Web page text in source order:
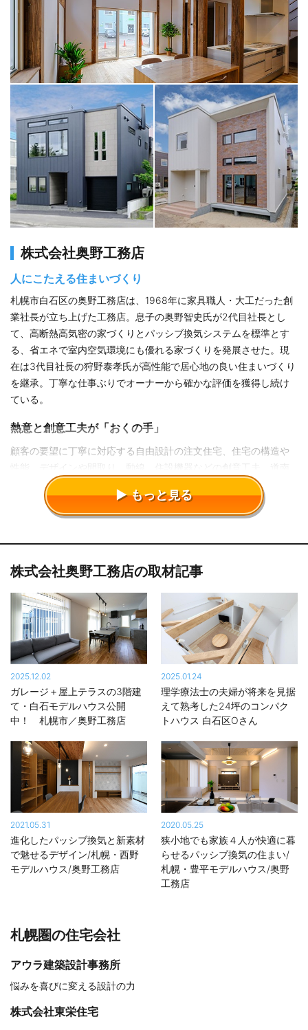
株式会社奥野工務店
人にこたえる住まいづくり
札幌市白石区の奥野工務店は、1968年に家具職人・大工だった創
業社長が立ち上げた工務店。息子の奥野智史氏が2代目社長とし
て、高断熱高気密の家づくりとパッシブ換気システムを標準とす
る、省エネで室内空気環境にも優れる家づくりを発展させた。現
在は3代目社長の狩野泰孝氏が高性能で居心地の良い住まいづくり
を継承。丁寧な仕事ぶりでオーナーから確かな評価を獲得し続け
ている。
熱意と創意工夫が「おくの手」
顧客の要望に丁寧に対応する自由設計の注文住宅、住宅の構造や
性能、デザインや間取り、動線、住設機器などの創意工夫、道南
杉やレンガ、札幌軟石などの自然素材を活かした居心地の良い住
まいづくりなど、納得の住まいを実現する熱意と創意工夫を奥野
工務店では「おくの手」と呼び重視。直営大工による施工、丁寧
50年の実績と信頼
21」や「NPO法人パッシブシステム研究会」などの活動を通じて
良く知られる存在。従業員が顧客の要望に丁寧に対応し、施工管
理、アフターメンテナンスなどもしっかり行うため、年間の新築
住宅施工棟数は札幌圏を中心に年間15棟までに限定している。
もっと見る
株式会社奥野工務店の取材記事
2025.12.02
ガレージ＋屋上テラスの3階建
て・白石モデルハウス公開
中！ 札幌市／奥野工務店
2025.01.24
理学療法士の夫婦が将来を見据
えて熟考した24坪のコンパク
トハウス 白石区Oさん
2021.05.31
進化したパッシブ換気と新素材
で魅せるデザイン/札幌・西野
モデルハウス/奥野工務店
2020.05.25
狭小地でも家族４人が快適に暮
らせるパッシブ換気の住まい/
札幌・豊平モデルハウス/奥野
工務店
札幌圏の住宅会社
アウラ建築設計事務所
悩みを喜びに変える設計の力
株式会社東栄住宅